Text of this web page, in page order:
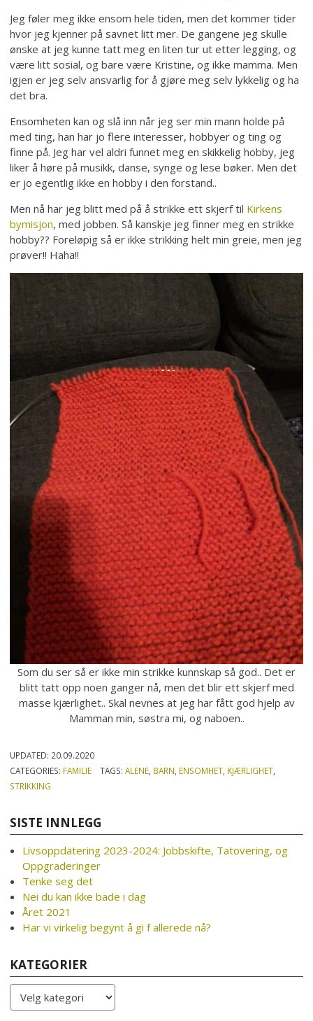
Jeg føler meg ikke ensom hele tiden, men det kommer tider
hvor jeg kjenner på savnet litt mer. De gangene jeg skulle
ønske at jeg kunne tatt meg en liten tur ut etter legging, og
være litt sosial, og bare være Kristine, og ikke mamma. Men
igjen er jeg selv ansvarlig for å gjøre meg selv lykkelig og ha
det bra.
Ensomheten kan og slå inn når jeg ser min mann holde på
med ting, han har jo flere interesser, hobbyer og ting og
finne på. Jeg har vel aldri funnet meg en skikkelig hobby, jeg
liker å høre på musikk, danse, synge og lese bøker. Men det
er jo egentlig ikke en hobby i den forstand..
Men nå har jeg blitt med på å strikke ett skjerf til Kirkens
bymisjon, med jobben. Så kanskje jeg finner meg en strikke
hobby?? Foreløpig så er ikke strikking helt min greie, men jeg
prøver!! Haha!!
Som du ser så er ikke min strikke kunnskap så god.. Det er
blitt tatt opp noen ganger nå, men det blir ett skjerf med
masse kjærlighet.. Skal nevnes at jeg har fått god hjelp av
Mamman min, søstra mi, og naboen..
UPDATED: 20.09.2020
CATEGORIES: FAMILIE TAGS: ALENE, BARN, ENSOMHET, KJÆRLIGHET,
STRIKKING
SISTE INNLEGG
Livsoppdatering 2023-2024: Jobbskifte, Tatovering, og
Oppgraderinger
Tenke seg det
Nei du kan ikke bade i dag
Året 2021
Har vi virkelig begynt å gi f allerede nå?
KATEGORIER
Kategorier